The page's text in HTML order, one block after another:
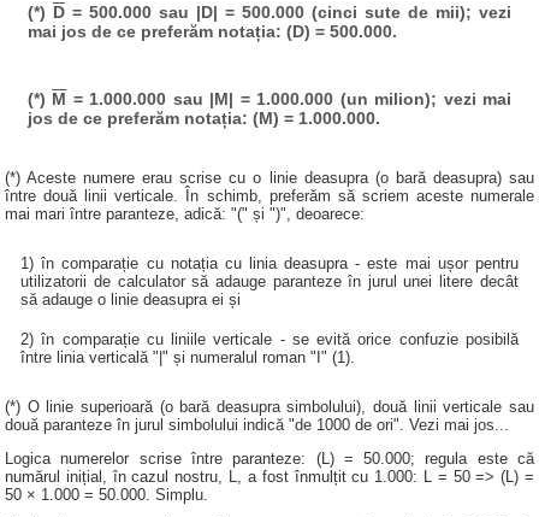
(*) D= 500.000 sau |D| = 500.000 (cinci sute de mii); vezi
mai jos de ce preferăm notația: (D) = 500.000.
(*) M = 1.000.000 sau |M| = 1.000.000 (un milion); vezi mai
jos de ce preferăm notația: (M) = 1.000.000.
(*) Aceste numere erau scrise cu o linie deasupra (o bară deasupra) sau
între două linii verticale. În schimb, preferăm să scriem aceste numerale
mai mari între paranteze, adică: "(" și ")", deoarece:
1) în comparație cu notația cu linia deasupra - este mai ușor pentru
utilizatorii de calculator să adauge paranteze în jurul unei litere decât
să adauge o linie deasupra ei și
2) în comparație cu liniile verticale - se evită orice confuzie posibilă
între linia verticală "|" și numeralul roman "I" (1).
(*) O linie superioară (o bară deasupra simbolului), două linii verticale sau
două paranteze în jurul simbolului indică "de 1000 de ori". Vezi mai jos...
Logica numerelor scrise între paranteze: (L) = 50.000; regula este că
numărul inițial, în cazul nostru, L, a fost înmulțit cu 1.000: L = 50 => (L) =
50 × 1.000 = 50.000. Simplu.